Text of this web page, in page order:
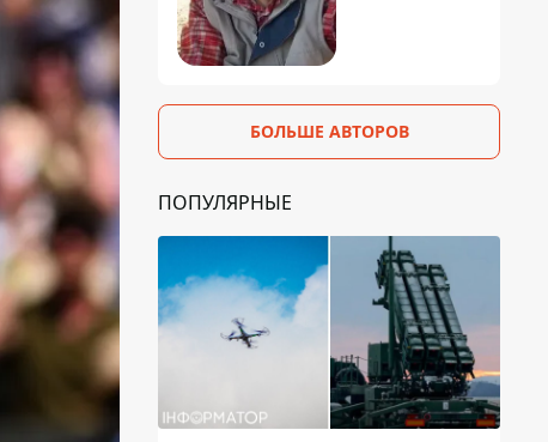
БОЛЬШЕ АВТОРОВ
ПОПУЛЯРНЫЕ